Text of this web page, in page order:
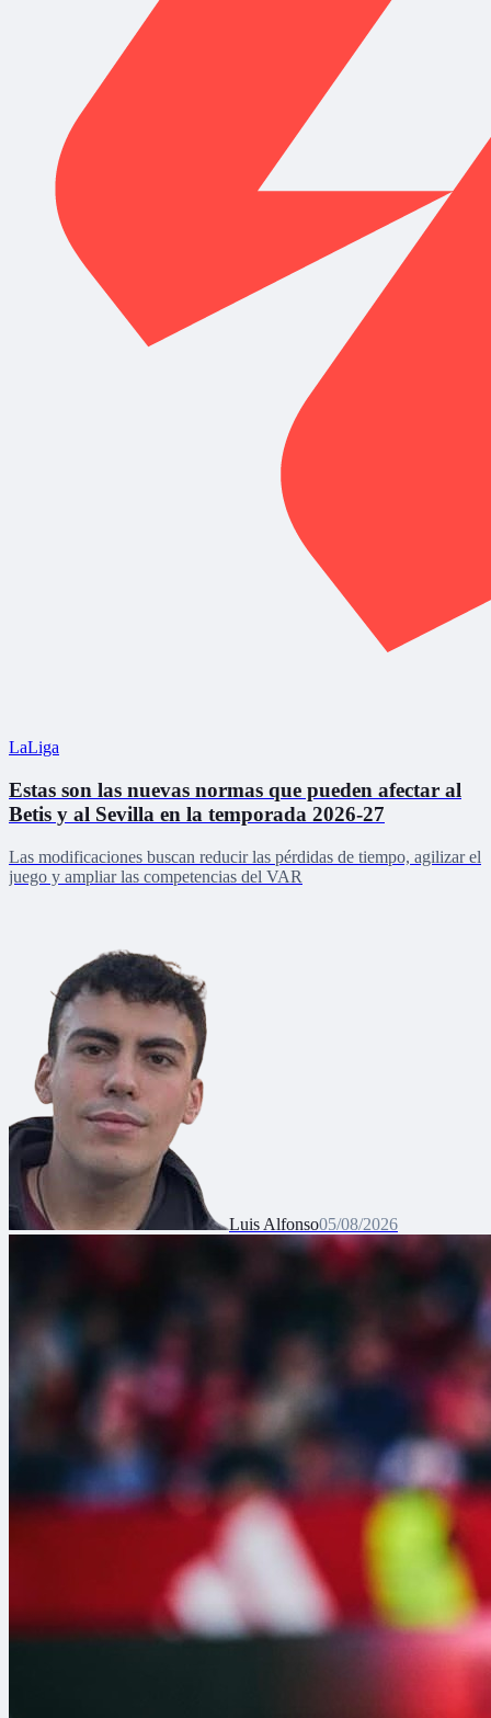
LaLiga
Estas son las nuevas normas que pueden afectar al
Betis y al Sevilla en la temporada 2026-27
Las modificaciones buscan reducir las pérdidas de tiempo, agilizar el
juego y ampliar las competencias del VAR
Luis Alfonso05/08/2026